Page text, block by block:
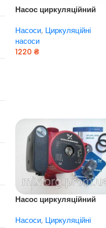
Насос циркуляційний
130
Насоси, Циркуляційні
насоси
1220 ₴
Насос циркуляційний
180 (Сербія)
Насоси, Циркуляційні